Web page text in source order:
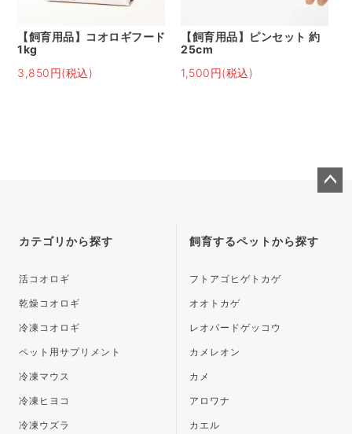
【飼育用品】コオロギフード
1kg
3,850円(税込)
【飼育用品】ピンセット 約
25cm
1,500円(税込)
カテゴリから探す
活コオロギ
乾燥コオロギ
冷凍コオロギ
ペット用サプリメント
冷凍マウス
冷凍ヒヨコ
冷凍ウズラ
飼育するペットから探す
フトアゴヒゲトカゲ
オオトカゲ
レオパードゲッコウ
カメレオン
カメ
アロワナ
カエル